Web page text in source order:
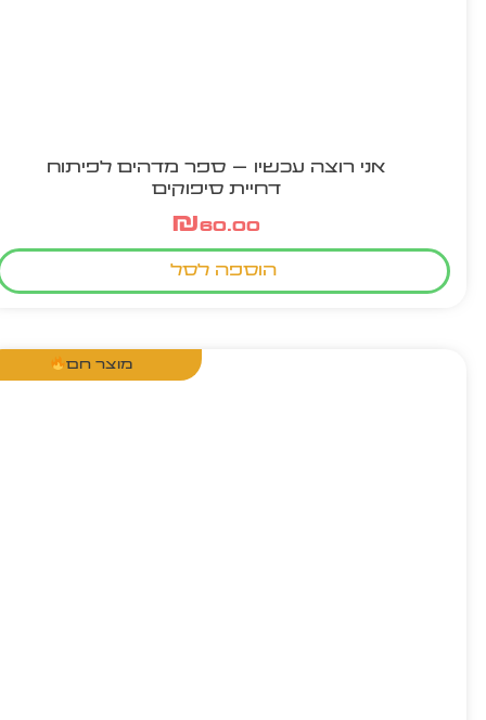
אני רוצה עכשיו – ספר מדהים לפיתוח
דחיית סיפוקים
₪60.00
הוספה לסל
מוצר חם